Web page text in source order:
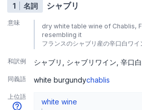
1 名詞 シャブリ
意味
dry white table wine of Chablis,
resembling it
フランスのシャブリ産の辛口白ワ
和訳例 シャブリ シャブリワイン 辛口
同義語 white burgundychablis
上位語
white wine